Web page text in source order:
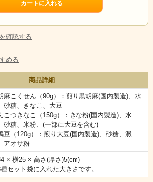
元々の発祥は江戸時代
確認する
める
商品詳細
麻こくせん（90g）：煎り黒胡麻(国内製造)、水
砂糖、きなこ、大豆
こつきなこ（150g）：きな粉(国内製造)、水
砂糖、米粉、(一部に大豆を含む)
豆（120g）：煎り大豆(国内製造)、砂糖、澱
アオサ粉
× 横25 × 高さ(厚さ)5(cm)
セット袋に入れた大きさです。